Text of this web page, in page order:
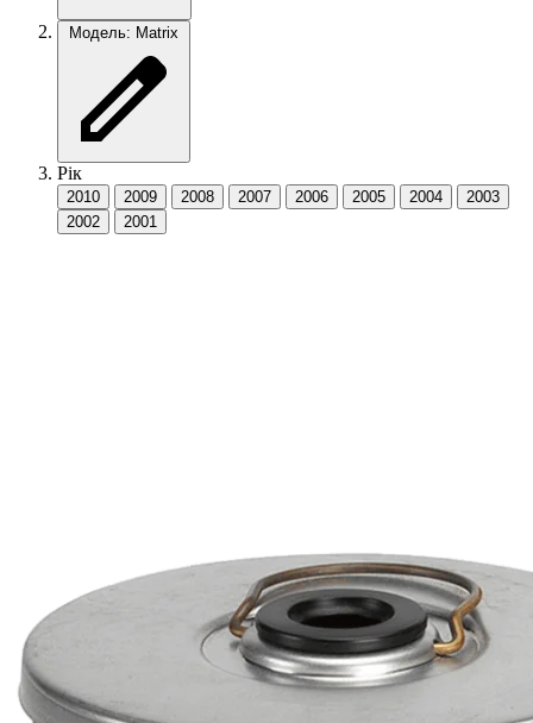
Модель: Matrix
Рік
2010 2009 2008 2007 2006 2005 2004
2003
2002
2001